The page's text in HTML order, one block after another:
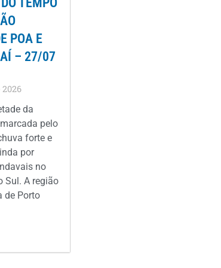
POA E
– 27/07
da
pelo
forte e
por
no
Sul. A região
de Porto